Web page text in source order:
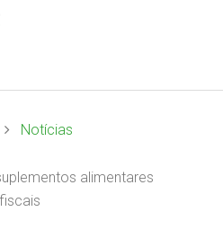
Notícias
alimentares